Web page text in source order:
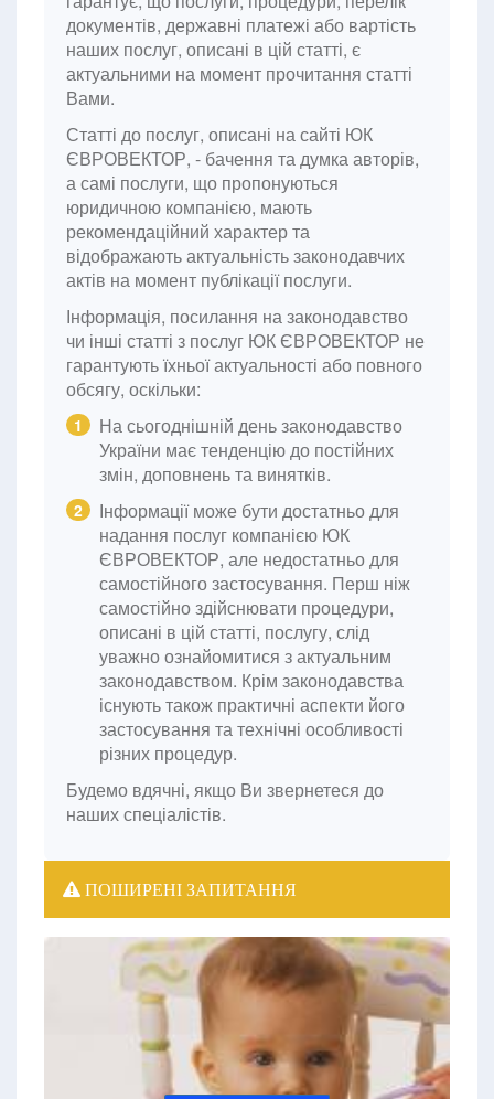
документів, державні платежі або вартість
наших послуг, описані в цій статті, є
актуальними на момент прочитання статті
Вами.
Статті до послуг, описані на сайті ЮК
ЄВРОВЕКТОР, - бачення та думка авторів,
а самі послуги, що пропонуються
юридичною компанією, мають
рекомендаційний характер та
відображають актуальність законодавчих
актів на момент публікації послуги.
Інформація, посилання на законодавство
чи інші статті з послуг ЮК ЄВРОВЕКТОР не
гарантують їхньої актуальності або повного
обсягу, оскільки:
1
На сьогоднішній день законодавство
України має тенденцію до постійних
змін, доповнень та винятків.
2
Інформації може бути достатньо для
надання послуг компанією ЮК
ЄВРОВЕКТОР, але недостатньо для
самостійного застосування. Перш ніж
самостійно здійснювати процедури,
описані в цій статті, послугу, слід
уважно ознайомитися з актуальним
законодавством. Крім законодавства
існують також практичні аспекти його
застосування та технічні особливості
різних процедур.
Будемо вдячні, якщо Ви звернетеся до
наших спеціалістів.
ПОШИРЕНІ ЗАПИТАННЯ